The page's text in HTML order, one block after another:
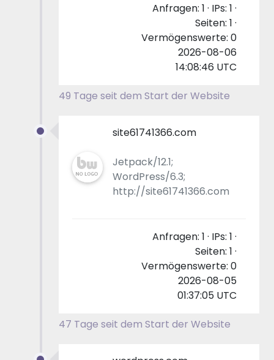
Anfragen: 1 · IPs: 1 ·
Seiten: 1 ·
Vermögenswerte: 0
2026-08-06
14:08:46 UTC
49 Tage seit dem Start der Website
site61741366.com
Jetpack/12.1;
WordPress/6.3;
http://site61741366.com
Anfragen: 1 · IPs: 1 ·
Seiten: 1 ·
Vermögenswerte: 0
2026-08-05
01:37:05 UTC
47 Tage seit dem Start der Website